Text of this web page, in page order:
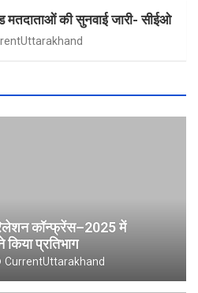
मतदाताओं की सुनवाई जारी- सीईओ
कॉन्फ्रेंस–2025 में
किया प्रतिभाग
CurrentUttarakhand